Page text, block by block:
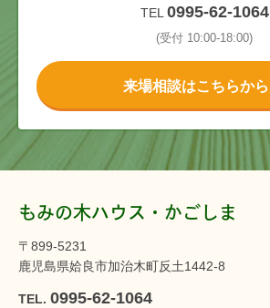
TEL 0995-62-1064
(受付 10:00-18:00)
来場相談はこちらから
もみの木ハウス・かごしま
〒899-5231
鹿児島県姶良市加治木町反土1442-8
TEL. 0995-62-1064